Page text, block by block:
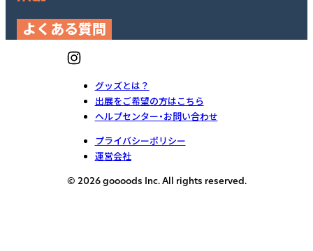
よくある質問
グッズとは？
出展をご希望の方はこちら
ヘルプセンター・お問い合わせ
プライバシーポリシー
運営会社
© 2026 goooods Inc. All rights reserved.